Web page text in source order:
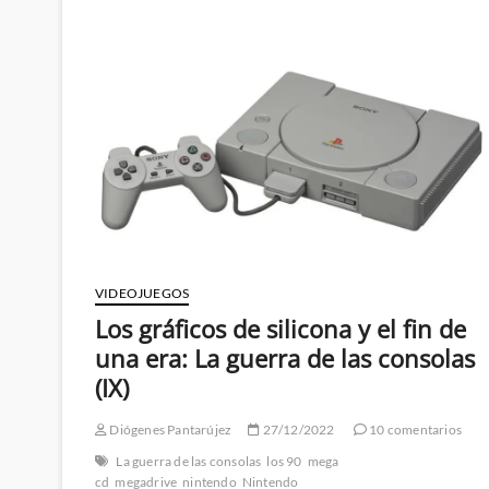
Comics
#2
(VI)
VIDEOJUEGOS
Los gráficos de silicona y el fin de
una era: La guerra de las consolas
(IX)
Diógenes Pantarújez 27/12/2022
10 comentarios
La guerra de las consolas los 90 mega
cd megadrive nintendo Nintendo